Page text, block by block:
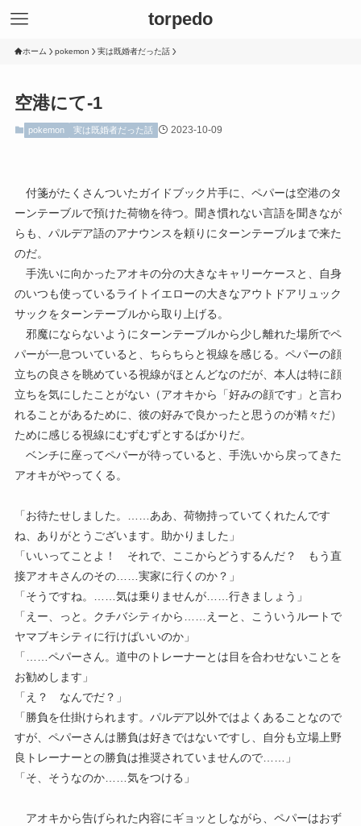
torpedo
ホーム pokemon 実は既婚者だった話
空港にて-1
pokemon 実は既婚者だった話 2023-10-09
付箋がたくさんついたガイドブック片手に、ペパーは空港のタ
ーンテーブルで預けた荷物を待つ。聞き慣れない言語を聞きなが
らも、パルデア語のアナウンスを頼りにターンテーブルまで来た
のだ。
手洗いに向かったアオキの分の大きなキャリーケースと、自身
のいつも使っているライトイエローの大きなアウトドアリュック
サックをターンテーブルから取り上げる。
邪魔にならないようにターンテーブルから少し離れた場所でペ
パーが一息ついていると、ちらちらと視線を感じる。ペパーの顔
立ちの良さを眺めている視線がほとんどなのだが、本人は特に顔
立ちを気にしたことがない（アオキから「好みの顔です」と言わ
れることがあるために、彼の好みで良かったと思うのが精々だ）
ために感じる視線にむずむずとするばかりだ。
ベンチに座ってペパーが待っていると、手洗いから戻ってきた
アオキがやってくる。
「お待たせしました。……ああ、荷物持っていてくれたんです
ね、ありがとうございます。助かりました」
「いいってことよ！ それで、ここからどうするんだ？ もう直
接アオキさんのその……実家に行くのか？」
「そうですね。……気は乗りませんが……行きましょう」
「えー、っと。クチバシティから……えーと、こういうルートで
ヤマブキシティに行けばいいのか」
「……ペパーさん。道中のトレーナーとは目を合わせないことを
お勧めします」
「え？ なんでだ？」
「勝負を仕掛けられます。パルデア以外ではよくあることなので
すが、ペパーさんは勝負は好きではないですし、自分も立場上野
良トレーナーとの勝負は推奨されていませんので……」
「そ、そうなのか……気をつける」
アオキから告げられた内容にギョッとしながら、ペパーはおず